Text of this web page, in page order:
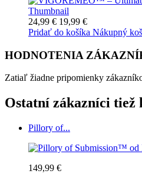
24,99 € 19,99 €
Pridať do košíka Nákupný
HODNOTENIA
Zatiaľ žiadne pripomienky
Ostatní zákazníci tiež
Pillory of...
149,99 €